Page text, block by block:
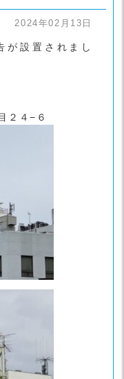
2024年02月13日
が設置されまし
２４−６